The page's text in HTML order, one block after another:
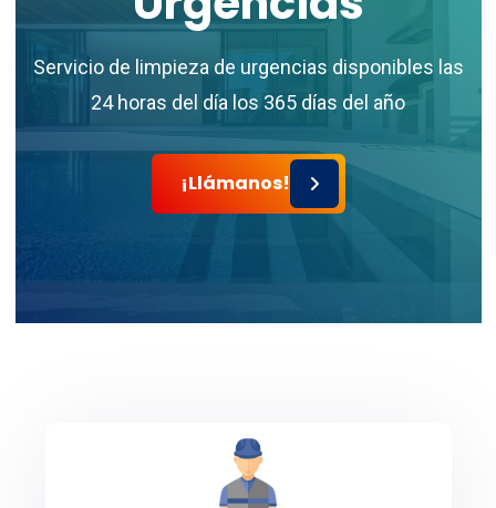
Vacacional
Si tienes propiedades de alquiler vacacional,
confía en nosotros para realizar la limpieza